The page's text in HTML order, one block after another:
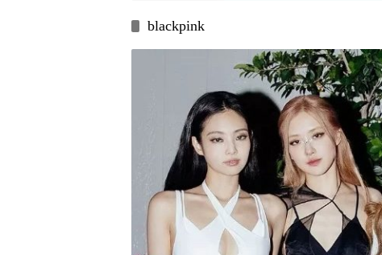
blackpink